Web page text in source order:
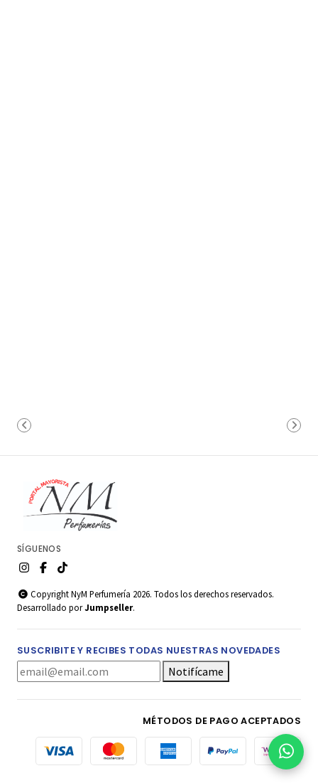
SÍGUENOS
Copyright NyM Perfumería 2026. Todos los derechos reservados.
Desarrollado porJumpseller.
SUSCRIBITE Y RECIBES TODAS NUESTRAS NOVEDADES
Notifícame
MÉTODOS DE PAGO ACEPTADOS